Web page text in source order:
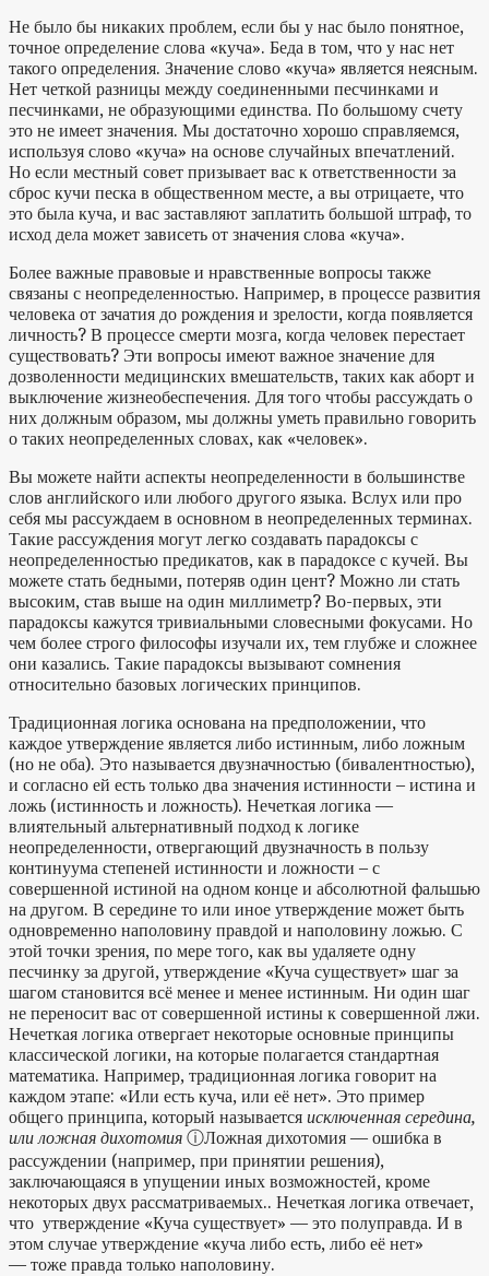
Не было бы никаких проблем, если бы у нас было понятное,
точное определение слова «куча». Беда в том, что у нас нет
такого определения. Значение слово «куча» является неясным.
Нет четкой разницы между соединенными песчинками и
песчинками, не образующими единства. По большому счету
это не имеет значения. Мы достаточно хорошо справляемся,
используя слово «куча» на основе случайных впечатлений.
Но если местный совет призывает вас к ответственности за
сброс кучи песка в общественном месте, а вы отрицаете, что
это была куча, и вас заставляют заплатить большой штраф, то
исход дела может зависеть от значения слова «куча».
Более важные правовые и нравственные вопросы также
связаны с неопределенностью. Например, в процессе развития
человека от зачатия до рождения и зрелости, когда появляется
личность? В процессе смерти мозга, когда человек перестает
существовать? Эти вопросы имеют важное значение для
дозволенности медицинских вмешательств, таких как аборт и
выключение жизнеобеспечения. Для того чтобы рассуждать о
них должным образом, мы должны уметь правильно говорить
о таких неопределенных словах, как «человек».
Вы можете найти аспекты неопределенности в большинстве
слов английского или любого другого языка. Вслух или про
себя мы рассуждаем в основном в неопределенных терминах.
Такие рассуждения могут легко создавать парадоксы с
неопределенностью предикатов, как в парадоксе с кучей. Вы
можете стать бедными, потеряв один цент? Можно ли стать
высоким, став выше на один миллиметр? Во-первых, эти
парадоксы кажутся тривиальными словесными фокусами. Но
чем более строго философы изучали их, тем глубже и сложнее
они казались. Такие парадоксы вызывают сомнения
относительно базовых логических принципов.
Традиционная логика основана на предположении, что
каждое утверждение является либо истинным, либо ложным
(но не оба). Это называется двузначностью (бивалентностью),
и согласно ей есть только два значения истинности – истина и
ложь (истинность и ложность). Нечеткая логика —
влиятельный альтернативный подход к логике
неопределенности, отвергающий двузначность в пользу
континуума степеней истинности и ложности – с
совершенной истиной на одном конце и абсолютной фальшью
на другом. В середине то или иное утверждение может быть
одновременно наполовину правдой и наполовину ложью. С
этой точки зрения, по мере того, как вы удаляете одну
песчинку за другой, утверждение «Куча существует» шаг за
шагом становится всё менее и менее истинным. Ни один шаг
не переносит вас от совершенной истины к совершенной лжи.
Нечеткая логика отвергает некоторые основные принципы
классической логики, на которые полагается стандартная
математика. Например, традиционная логика говорит на
каждом этапе: «Или есть куча, или её нет». Это пример
общего принципа, который называется исключенная середина,
или ложная дихотомия ⓘЛожная дихотомия — ошибка в
рассуждении (например, при принятии решения),
заключающаяся в упущении иных возможностей, кроме
некоторых двух рассматриваемых.. Нечеткая логика отвечает,
что утверждение «Куча существует» — это полуправда. И в
этом случае утверждение «куча либо есть, либо её нет»
— тоже правда только наполовину.